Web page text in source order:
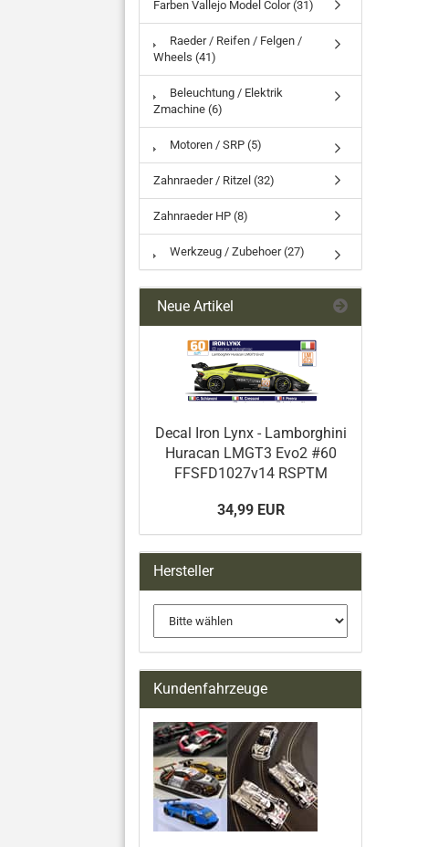
Farben Vallejo Model Color (31)
Raeder / Reifen / Felgen /
Wheels (41)
Beleuchtung / Elektrik
Zmachine (6)
Motoren / SRP (5)
Zahnraeder / Ritzel (32)
Zahnraeder HP (8)
Werkzeug / Zubehoer (27)
Neue Artikel
Decal Iron Lynx - Lamborghini
Huracan LMGT3 Evo2 #60
FFSFD1027v14 RSPTM
34,99 EUR
Hersteller
Kundenfahrzeuge